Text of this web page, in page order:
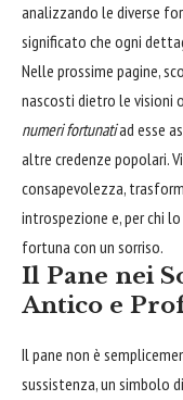
analizzando le diverse
significato che ogni
Nelle prossime pagine,
nascosti dietro le visioni
numeri fortunatiad esse
altre credenze popolari.
consapevolezza,
introspezione e, per chi
fortuna con un sorriso.
Il Pane nei
Antico e
Il pane non è
sussistenza, un simbolo